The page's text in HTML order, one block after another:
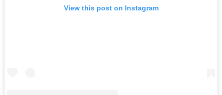
View this post on Instagram